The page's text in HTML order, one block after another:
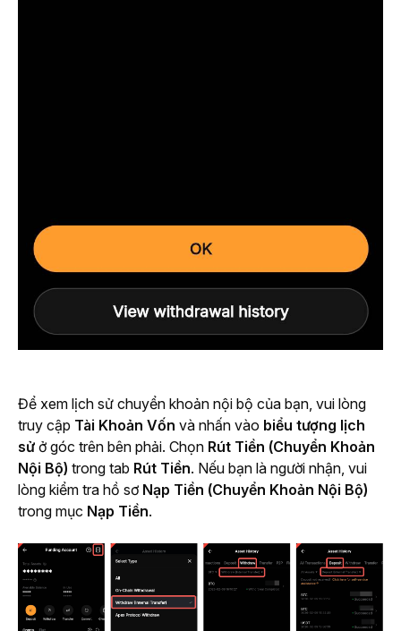
Để xem lịch sử chuyển khoản nội bộ của bạn, vui lòng
truy cập Tài Khoản Vốn và nhấn vào biểu tượng lịch
sử ở góc trên bên phải. Chọn Rút Tiền (Chuyển Khoản
Nội Bộ) trong tab Rút Tiền. Nếu bạn là người nhận, vui
lòng kiểm tra hồ sơ
trong mục Nạp Tiền.